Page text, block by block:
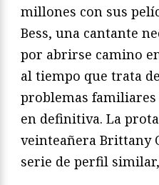
millones con sus
Bess, una cantante
por abrirse camino
al tiempo que trata
problemas familiares
en definitiva. La
veinteañera Brittany
serie de perfil